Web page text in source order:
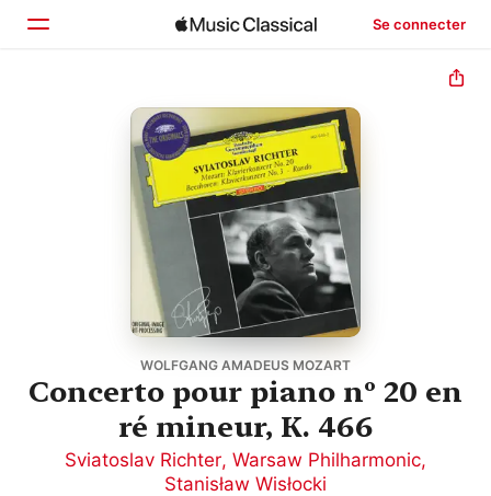
Se connecter
Parcourir
Rechercher
WOLFGANG AMADEUS MOZART
Concerto pour piano nº 20 en
ré mineur, K. 466
Sviatoslav Richter, Warsaw Philharmonic,
Stanisław Wisłocki